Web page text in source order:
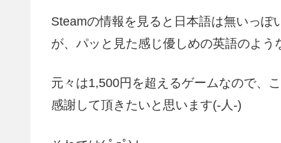
Steamの情報を見ると日本語は無いっぽ
が、パッと見た感じ優しめの英語のよ
元々は1,500円を超えるゲームなので、
感謝して頂きたいと思います(-人-)